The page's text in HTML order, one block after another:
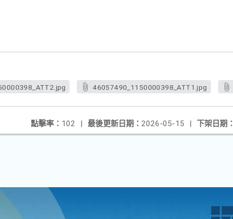
46057490_1150000398_ATT1.jpg
下架日期：
最後更新日期： 2026-05-15 |
點擊率： 102 |